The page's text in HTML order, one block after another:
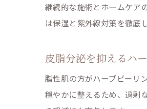
継続的な施術とホームケア
は保湿と紫外線対策を徹底
皮脂分泌を抑えるハ
脂性肌の方がハーブピーリ
穏やかに整えるため、過剰